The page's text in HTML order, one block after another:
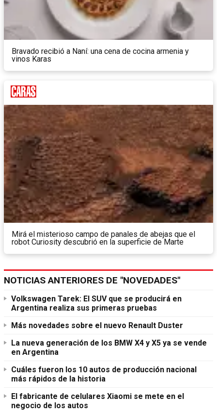
Bravado recibió a Naní: una cena de cocina armenia y
vinos Karas
Mirá el misterioso campo de panales de abejas que el
robot Curiosity descubrió en la superficie de Marte
NOTICIAS ANTERIORES DE "NOVEDADES"
Volkswagen Tarek: El SUV que se producirá en
Argentina realiza sus primeras pruebas
Más novedades sobre el nuevo Renault Duster
La nueva generación de los BMW X4 y X5 ya se vende
en Argentina
Cuáles fueron los 10 autos de producción nacional
más rápidos de la historia
El fabricante de celulares Xiaomi se mete en el
negocio de los autos